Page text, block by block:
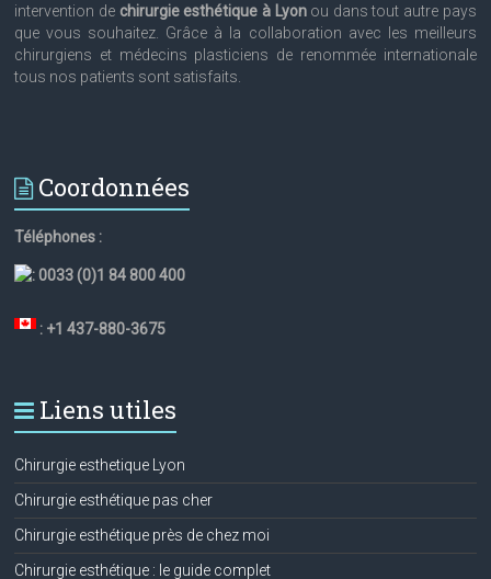
intervention de chirurgie esthétique à Lyonou dans tout autre pays
que vous souhaitez. Grâce à la collaboration avec les meilleurs
chirurgiens et médecins plasticiens de renommée internationale
tous nos patients sont satisfaits.
Coordonnées
Téléphones :
:0033 (0)1 84 800 400
: +1 437-880-3675
Liens utiles
Chirurgie esthetique Lyon
Chirurgie esthétique pas cher
Chirurgie esthétique près de chez moi
Chirurgie esthétique : le guide complet